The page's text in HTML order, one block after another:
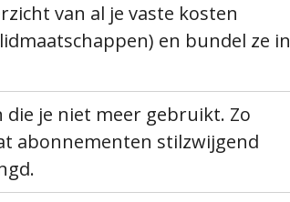
van al je vaste kosten
en bundel ze in
die je niet meer gebruikt. Zo
abonnementen stilzwijgend